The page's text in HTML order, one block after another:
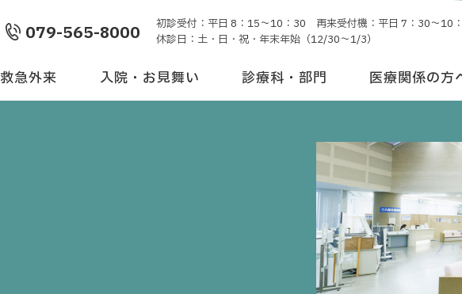
079-565-8000
初診受付：平日 8：15～10：30 再来受付機：平日 7：30～10
休診日：土・日・祝・年末年始（12/30～1/3）
救急外来 入院・お見舞い 診療科・部門 医療関係の方